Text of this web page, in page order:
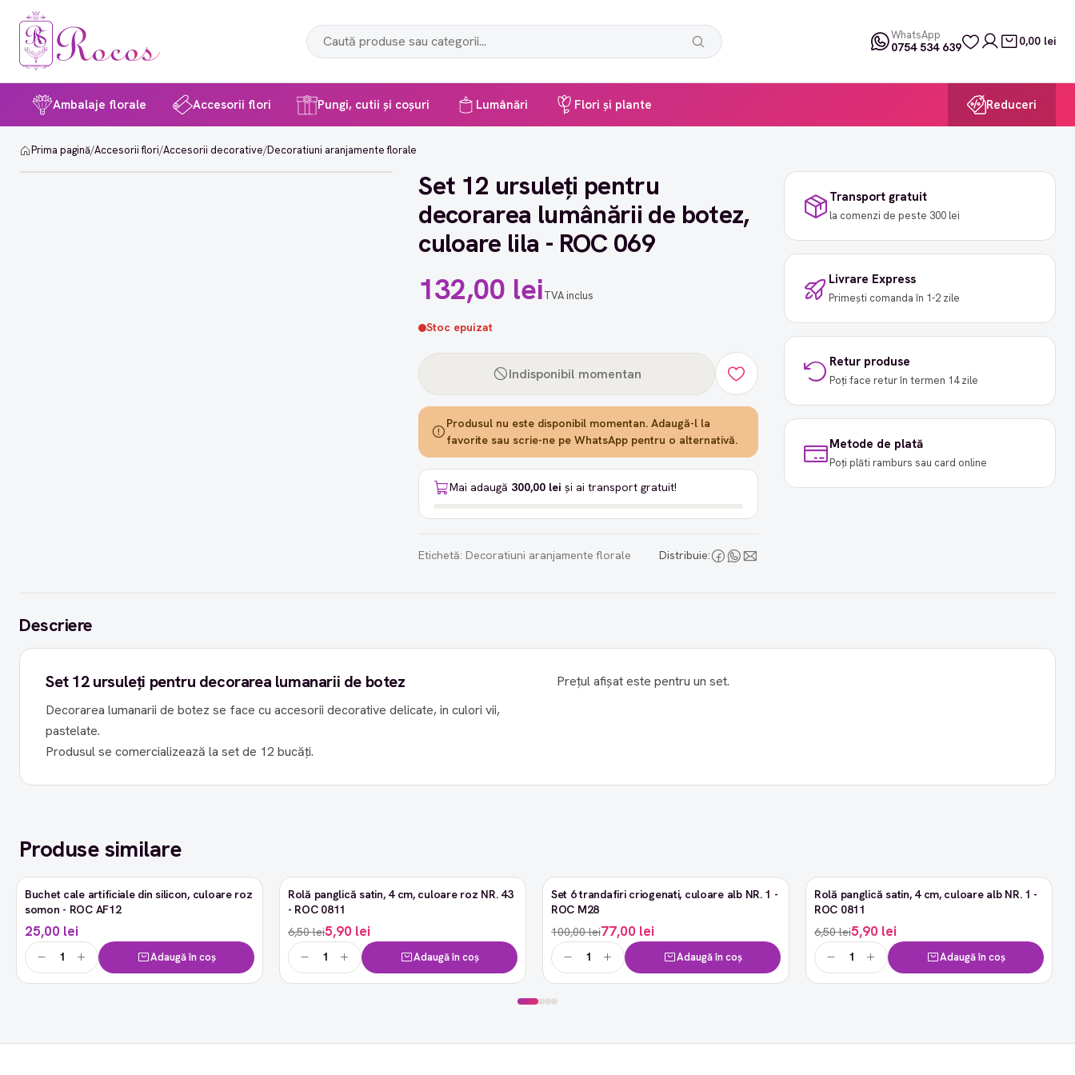
WhatsApp
0754 534 639 0,00 lei
Ambalaje florale Accesorii flori Pungi, cutii și coșuri Lumânări Flori și plante Reduceri
Prima pagină/Accesorii flori/Accesorii decorative/Decoratiuni aranjamente florale
Set 12 ursuleți pentru
decorarea lumânării de botez,
culoare lila - ROC 069
132,00 leiTVA inclus
Stoc epuizat
Indisponibil momentan
Produsul nu este disponibil momentan. Adaugă-l la
favorite sau scrie-ne pe WhatsApp pentru o alternativă.
Mai adaugă 300,00 lei și ai transport gratuit!
Etichetă: Decoratiuni aranjamente florale Distribuie:
Transport gratuit
la comenzi de peste 300 lei
Livrare Express
Primești comanda în 1-2 zile
Retur produse
Poți face retur în termen 14 zile
Metode de plată
Poți plăti ramburs sau card online
Descriere
Set 12 ursuleți pentru decorarea lumanarii de botez
Decorarea lumanarii de botez se face cu accesorii decorative delicate, in culori vii,
pastelate.
Produsul se comercializează la set de 12 bucăți.
Prețul afișat este pentru un set.
Produse similare
Buchet cale artificiale din silicon, culoare roz
somon - ROC AF12
25,00 lei
Adaugă în coș
-9%
Rolă panglică satin, 4 cm, culoare roz NR. 43
- ROC 0811
6,50 lei5,90 lei
Adaugă în coș
-23%
Set 6 trandafiri criogenati, culoare alb NR. 1 -
ROC M28
100,00 lei77,00 lei
Adaugă în coș
-9%
Rolă panglică satin, 4 cm, culoare alb NR. 1 -
ROC 0811
6,50 lei5,90 lei
Adaugă în coș